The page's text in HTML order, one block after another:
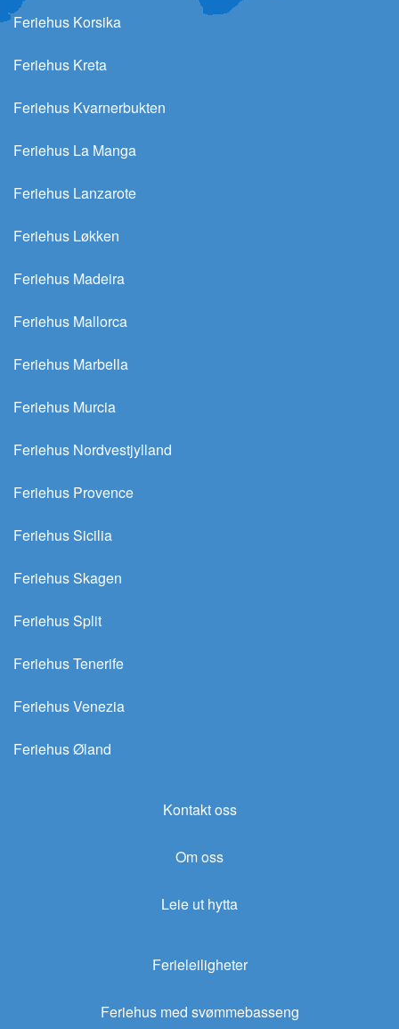
Feriehus Korsika
Feriehus Kreta
Feriehus Kvarnerbukten
Feriehus La Manga
Feriehus Lanzarote
Feriehus Løkken
Feriehus Madeira
Feriehus Mallorca
Feriehus Marbella
Feriehus Murcia
Feriehus Nordvestjylland
Feriehus Provence
Feriehus Sicilia
Feriehus Skagen
Feriehus Split
Feriehus Tenerife
Feriehus Venezia
Feriehus Øland
Kontakt oss
Om oss
Leie ut hytta
Ferieleiligheter
Feriehus med svømmebasseng